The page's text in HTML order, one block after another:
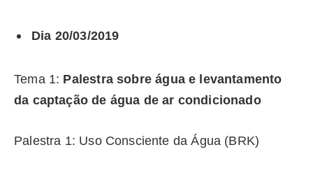
Dia 20/03/2019
Tema 1: Palestra sobre água e levantamento
da captação de água de ar condicionado
Palestra 1: Uso Consciente da Água (BRK)